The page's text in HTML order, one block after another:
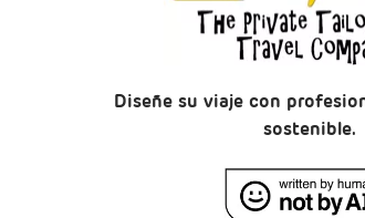
Diseñe su viaje con
sostenible.